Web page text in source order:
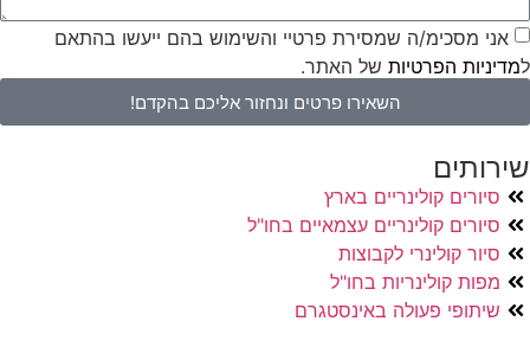
אני מסכימ/ה שמסירת פרטיי והשימוש בהם ייעשו בהתאם
למדיניות הפרטיות של האתר.
השאירו פרטים ונחזור אליכם בהקדם!
שירותים
סיורים קולינריים בארץ
סיורים קולינריים עצמאיים בחו"ל
סיור קולינרי לקבוצות
מפות קולינריות בחו"ל
שיתופי פעולה באינסטגרם